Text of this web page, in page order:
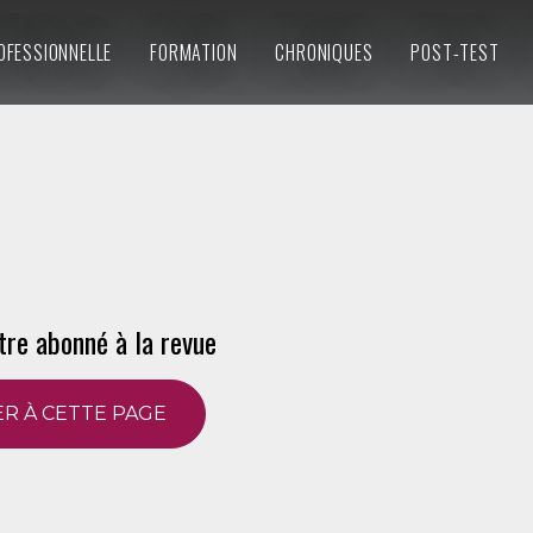
FORMATION CHRONIQUES POST-TEST
abonné à la revue
À CETTE PAGE